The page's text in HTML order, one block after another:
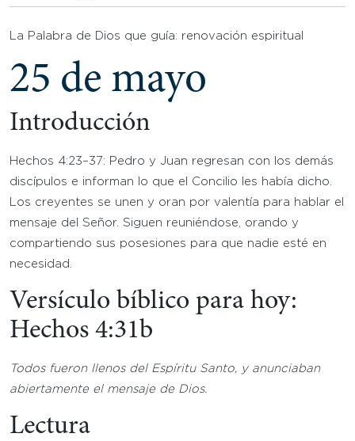
La Palabra de Dios que guía: renovación espiritual
25 de mayo
Introducción
Hechos 4:23–37: Pedro y Juan regresan con los demás
discípulos e informan lo que el Concilio les había dicho.
Los creyentes se unen y oran por valentía para hablar el
mensaje del Señor. Siguen reuniéndose, orando y
compartiendo sus posesiones para que nadie esté en
necesidad.
Versículo bíblico para hoy:
Hechos 4:31b
Todos fueron llenos del Espíritu Santo, y anunciaban
abiertamente el mensaje de Dios.
Lectura